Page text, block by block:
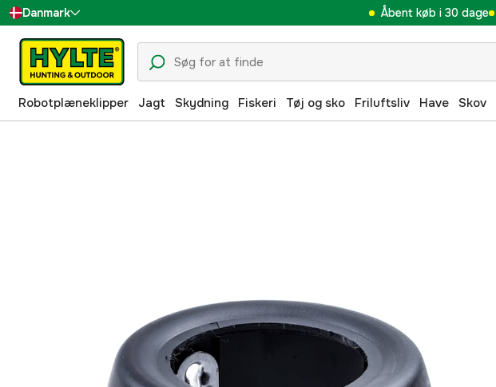
Danmark
Sverige
Suomi
Norge
Åbent køb i 30 dage
Robotplæneklipper Jagt Skydning Fiskeri Tøj og sko Friluftsliv Have Skov